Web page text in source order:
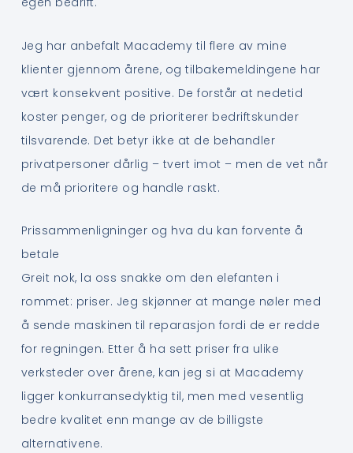
Jeg har anbefalt Macademy til flere av mine
klienter gjennom årene, og tilbakemeldingene har
vært konsekvent positive. De forstår at nedetid
koster penger, og de prioriterer bedriftskunder
tilsvarende. Det betyr ikke at de behandler
privatpersoner dårlig – tvert imot – men de vet når
de må prioritere og handle raskt.
Prissammenligninger og hva du kan forvente å
betale
Greit nok, la oss snakke om den elefanten i
rommet: priser. Jeg skjønner at mange nøler med
å sende maskinen til reparasjon fordi de er redde
for regningen. Etter å ha sett priser fra ulike
verksteder over årene, kan jeg si at Macademy
ligger konkurransedyktig til, men med vesentlig
bedre kvalitet enn mange av de billigste
alternativene.